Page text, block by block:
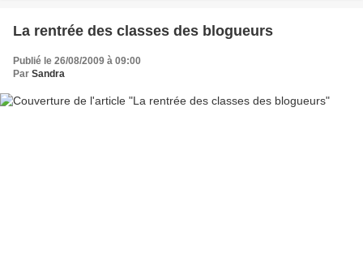
La rentrée des classes des blogueurs
Publié le 26/08/2009 à 09:00
Par Sandra